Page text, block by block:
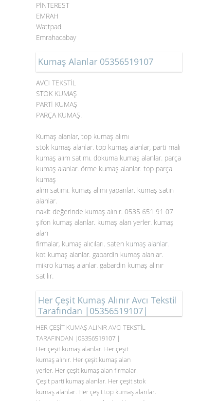
PİNTEREST
EMRAH
Wattpad
Emrahacabay
Kumaş Alanlar 05356519107
AVCI TEKSTİL
STOK KUMAŞ
PARTİ KUMAŞ
PARÇA KUMAŞ.
Kumaş alanlar, top kumaş alımı
stok kumaş alanlar. top kumaş alanlar, parti malı
kumaş alım satımı. dokuma kumaş alanlar. parça
kumaş alanlar. örme kumaş alanlar. top parça
kumaş
alım satımı. kumaş alımı yapanlar. kumaş satın
alanlar.
nakit değerinde kumaş alınır. 0535 651 91 07
şifon kumaş alanlar. kumaş alan yerler. kumaş
alan
firmalar, kumaş alıcıları. saten kumaş alanlar.
kot kumaş alanlar. gabardin kumaş alanlar.
mikro kumaş alanlar. gabardin kumaş alınır
satılır.
Her Çeşit Kumaş Alınır Avcı Tekstil
Tarafından |05356519107|
HER ÇEŞİT KUMAŞ ALINIR AVCI TEKSTİL
TARAFINDAN |05356519107 |
Her çeşit kumaş alanlar. Her çeşit
kumaş alınır. Her çeşit kumaş alan
yerler. Her çeşit kumaş alan firmalar.
Çeşit parti kumaş alanlar. Her çeşit stok
kumaş alanlar. Her çeşit top kumaş alanlar.